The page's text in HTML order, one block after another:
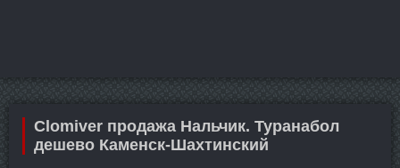
Clomiver продажа Нальчик. Туранабол
дешево Каменск-Шахтинский